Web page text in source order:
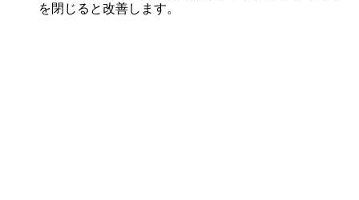
を閉じると改善します。